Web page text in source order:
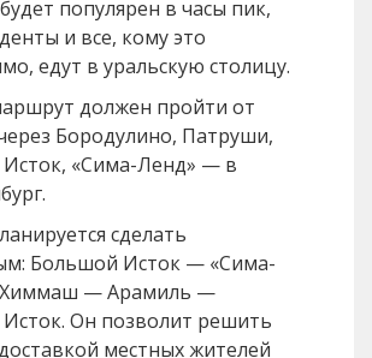
популярен в часы пик,
и все, кому это
едут в уральскую столицу.
должен пройти от
Бородулино, Патруши,
«Сима-Ленд» — в
сделать
Большой Исток — «Сима-
— Арамиль —
Он позволит решить
местных жителей